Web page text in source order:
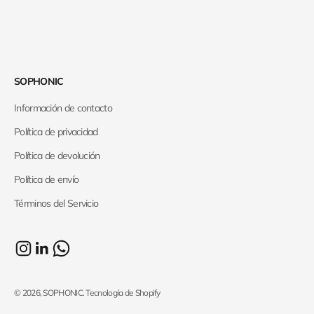
SOPHONIC
Información de contacto
Política de privacidad
Política de devolución
Política de envío
Términos del Servicio
© 2026, SOPHONIC.Tecnología de Shopify